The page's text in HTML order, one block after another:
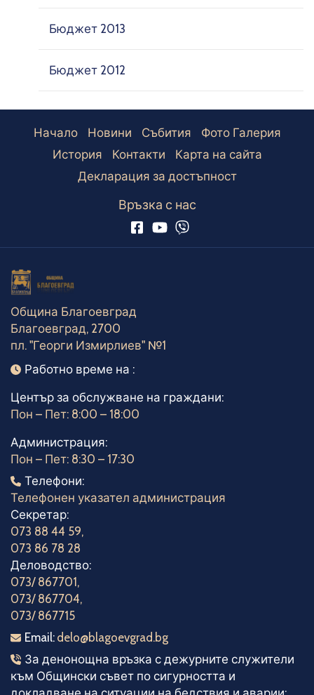
Бюджет 2013
Бюджет 2012
Начало Новини Събития
Фото Галерия
История
Контакти
Карта на сайта
Декларация за достъпност
Връзка с нас
Община Благоевград
Благоевград, 2700
пл. "Георги Измирлиев" №1
Работно време
Работно време на :
Център за обслужване на граждани:
Пон – Пет: 8:00 – 18:00
Администрация:
Пон – Пет: 8:30 – 17:30
Телефони
Телефони:
Телефонен указател администрация
Секретар:
073 88 44 59,
073 86 78 28
Деловодство:
073/ 867701,
073/ 867704,
073/ 867715
Електронна поща
Email: delo@blagoevgrad.bg
Телефони за денонощна връзка
За денонощна връзка с дежурните служители
към Общински съвет по сигурността и